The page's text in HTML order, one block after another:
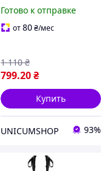
треккинга
скандинавские 2 шт
Готово к отправке
от80₴/мес
799.20₴
1 110 ₴
Купить
UNICUMSHOP 93%